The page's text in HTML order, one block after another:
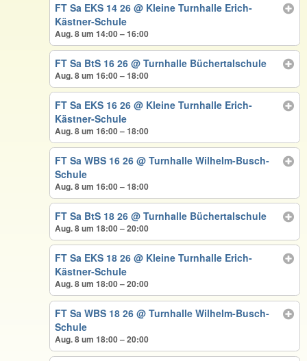
FT Sa EKS 14 26@ Kleine Turnhalle Erich-
Kästner-Schule
Aug. 8 um 14:00 – 16:00
FT Sa BtS 16 26@ Turnhalle Büchertalschule
Aug. 8 um 16:00 – 18:00
FT Sa EKS 16 26@ Kleine Turnhalle Erich-
Kästner-Schule
Aug. 8 um 16:00 – 18:00
FT Sa WBS 16 26@ Turnhalle Wilhelm-Busch-
Schule
Aug. 8 um 16:00 – 18:00
FT Sa BtS 18 26@ Turnhalle Büchertalschule
Aug. 8 um 18:00 – 20:00
FT Sa EKS 18 26@ Kleine Turnhalle Erich-
Kästner-Schule
Aug. 8 um 18:00 – 20:00
FT Sa WBS 18 26@ Turnhalle Wilhelm-Busch-
Schule
Aug. 8 um 18:00 – 20:00